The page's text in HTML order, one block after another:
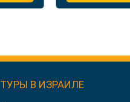
ТУРЫ В ИЗРАИЛЕ